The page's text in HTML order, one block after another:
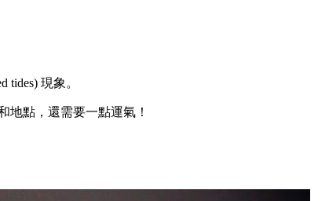
tides) 現象。
地點，還需要一點運氣！